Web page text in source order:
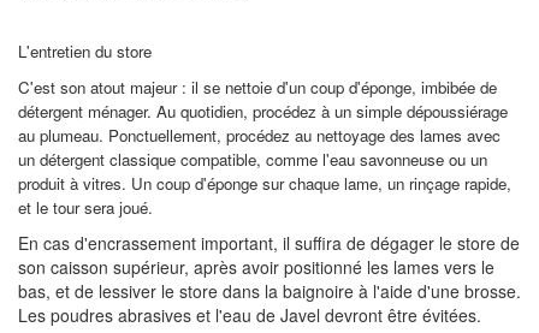
L'entretien du store
C'est son atout majeur : il se nettoie d'un coup d'éponge, imbibée de
détergent ménager. Au quotidien, procédez à un simple dépoussiérage
au plumeau. Ponctuellement, procédez au nettoyage des lames avec
un détergent classique compatible, comme l'eau savonneuse ou un
produit à vitres. Un coup d'éponge sur chaque lame, un rinçage rapide,
et le tour sera joué.
En cas d'encrassement important, il suffira de dégager le store de
son caisson supérieur, après avoir positionné les lames vers le
bas, et de lessiver le store dans la baignoire à l'aide d'une brosse.
Les poudres abrasives et l'eau de Javel devront être évitées.